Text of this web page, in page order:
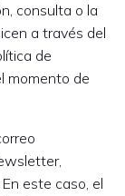
consulta o la
a través del
de
momento de
este caso, el